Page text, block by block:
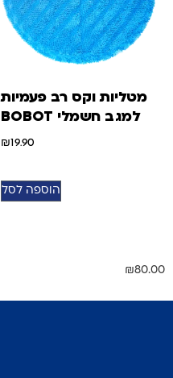
מטליות וקס רב פעמיות
למגב חשמלי BOBOT
₪19.90
הוספה לסל
₪80.00